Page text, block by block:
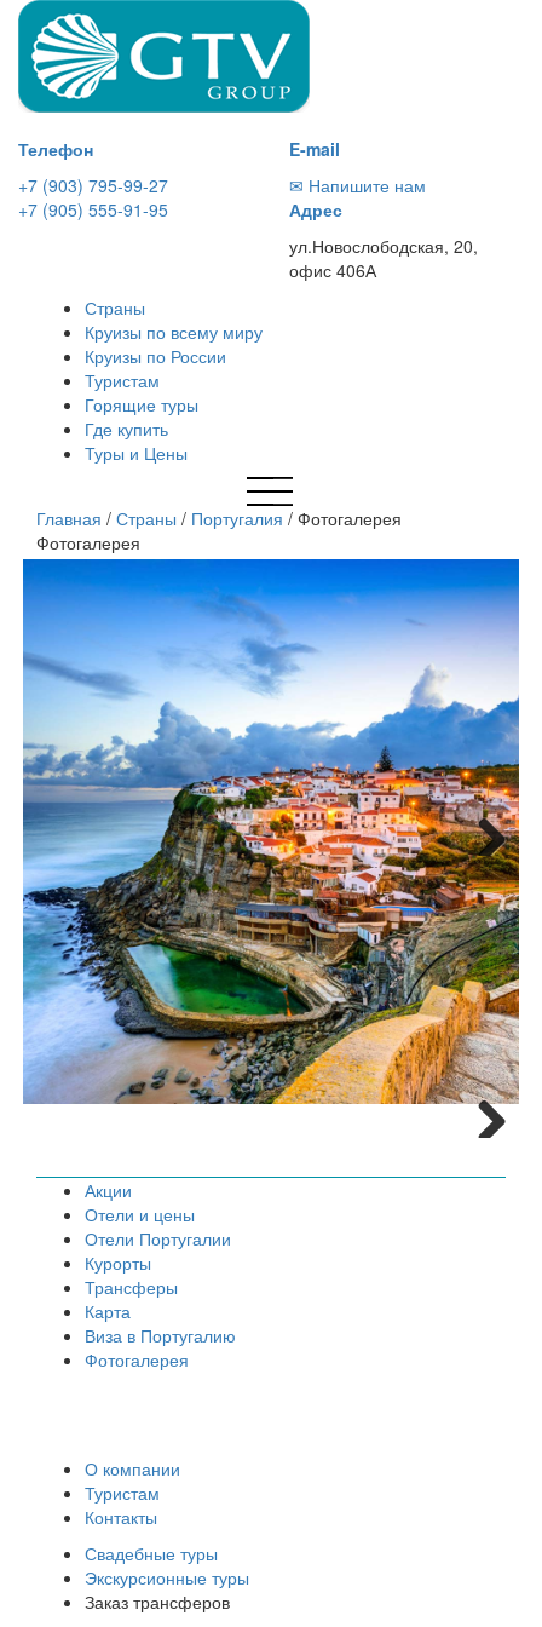
Телефон
+7 (903) 795-99-27
+7 (905) 555-91-95
E-mail
✉ Напишите нам
Адрес
ул.Новослободская, 20,
офис 406А
Страны
Круизы по всему миру
Круизы по России
Туристам
Горящие туры
Где купить
Туры и Цены
Главная / Страны / Португалия / Фотогалерея
Фотогалерея
Next
Next
Акции
Отели и цены
Отели Португалии
Курорты
Трансферы
Карта
Виза в Португалию
Фотогалерея
О компании
Туристам
Контакты
Свадебные туры
Экскурсионные туры
Заказ трансферов